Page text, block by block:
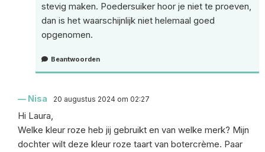
stevig maken. Poedersuiker hoor je niet te proeven,
dan is het waarschijnlijk niet helemaal goed
opgenomen.
Beantwoorden
Nisa 20 augustus 2024 om 02:27
Hi Laura,
Welke kleur roze heb jij gebruikt en van welke merk? Mijn
dochter wilt deze kleur roze taart van botercrème. Paar